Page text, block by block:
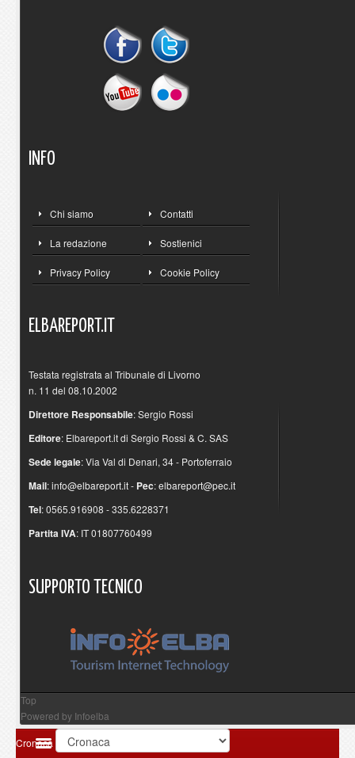
INFO
Chi siamo Contatti
La redazione Sostienici
Privacy Policy Cookie Policy
ELBAREPORT.IT
Testata registrata al Tribunale di Livorno
n. 11 del 08.10.2002
Direttore Responsabile: Sergio Rossi
Editore: Elbareport.it di Sergio Rossi & C. SAS
Sede legale: Via Val di Denari, 34 - Portoferraio
Mail:info@elbareport.it- Pec:elbareport@pec.it
Tel: 0565.916908 - 335.6228371
Partita IVA: IT 01807760499
SUPPORTO TECNICO
Top
Powered by Infoelba
Cronaca